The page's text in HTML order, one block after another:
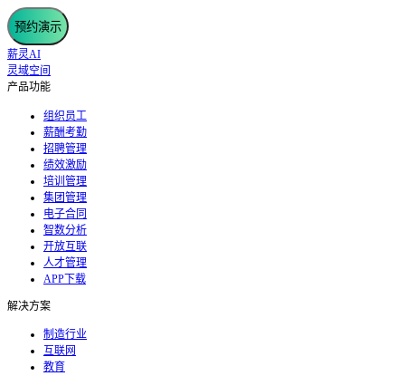
预约演示
薪灵AI
灵域空间
产品功能
组织员工
薪酬考勤
招聘管理
绩效激励
培训管理
集团管理
电子合同
智数分析
开放互联
人才管理
APP下载
解决方案
制造行业
互联网
教育